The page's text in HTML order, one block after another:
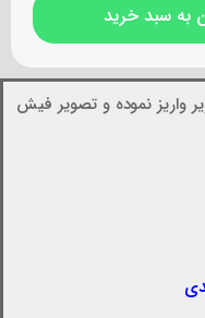
به سبد خرید
واریز نموده و تصویر فیش